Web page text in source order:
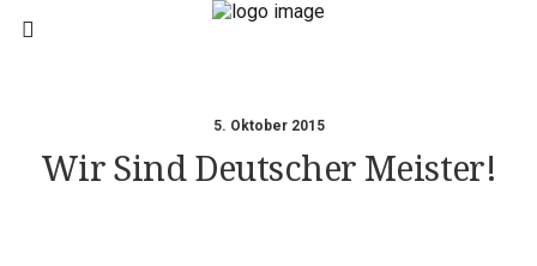
5. Oktober 2015
Wir Sind Deutscher Meister!